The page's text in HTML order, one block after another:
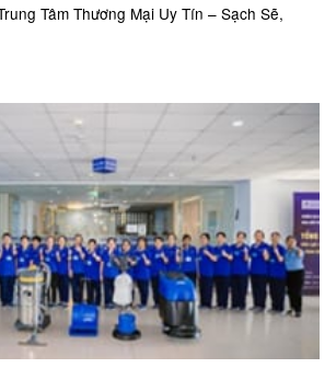
Tâm Thương Mại Uy Tín – Sạch Sẽ,